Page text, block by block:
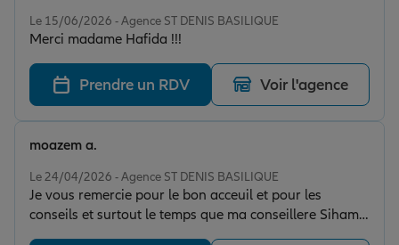
de grande qualité que je recommande vivement !
Le 15/06/2026 - Agence ST DENIS BASILIQUE
Merci madame Hafida !!!
Prendre un RDV Voir l'agence
Le 24/04/2026 - Agence ST DENIS BASILIQUE
Je vous remercie pour le bon acceuil et pour les
conseils et surtout le temps que ma conseillere Siham
m'a accordé. Merci Allianz pour le bon service.
moazem a.